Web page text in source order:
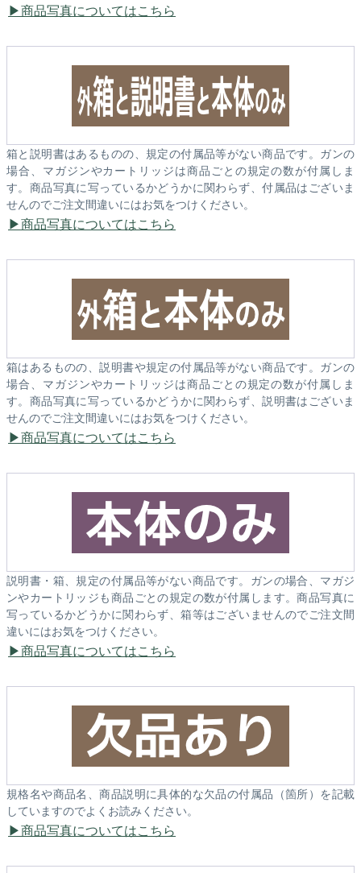
商品写真についてはこちら
箱と説明書はあるものの、規定の付属品等がない商品です。ガンの
場合、マガジンやカートリッジは商品ごとの規定の数が付属しま
す。商品写真に写っているかどうかに関わらず、付属品はございま
せんのでご注文間違いにはお気をつけください。
商品写真についてはこちら
箱はあるものの、説明書や規定の付属品等がない商品です。ガンの
場合、マガジンやカートリッジは商品ごとの規定の数が付属しま
す。商品写真に写っているかどうかに関わらず、説明書はございま
せんのでご注文間違いにはお気をつけください。
商品写真についてはこちら
説明書・箱、規定の付属品等がない商品です。ガンの場合、マガジ
ンやカートリッジも商品ごとの規定の数が付属します。商品写真に
写っているかどうかに関わらず、箱等はございませんのでご注文間
違いにはお気をつけください。
商品写真についてはこちら
規格名や商品名、商品説明に具体的な欠品の付属品（箇所）を記載
していますのでよくお読みください。
商品写真についてはこちら